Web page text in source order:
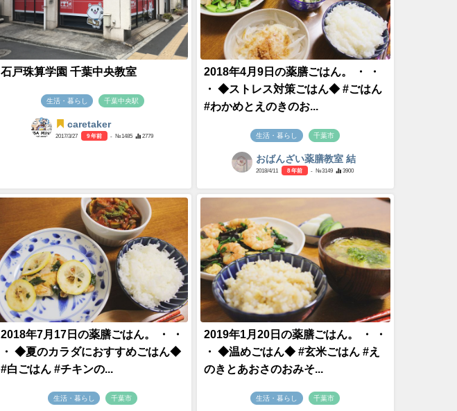
石戸珠算学園 千葉中央教室
生活・暮らし 千葉中央駅
caretaker
2017/3/27 9 年前 - №1485 2779
2018年4月9日の薬膳ごはん。 ・ ・
・ ◆ストレス対策ごはん◆ #ごはん
#わかめとえのきのお...
生活・暮らし 千葉市
おばんざい薬膳教室 結
2018/4/11 8 年前 - №3149 3900
2018年7月17日の薬膳ごはん。 ・ ・
・ ◆夏のカラダにおすすめごはん◆
#白ごはん #チキンの...
生活・暮らし 千葉市
2019年1月20日の薬膳ごはん。 ・ ・
・ ◆温めごはん◆ #玄米ごはん #え
のきとあおさのおみそ...
生活・暮らし 千葉市